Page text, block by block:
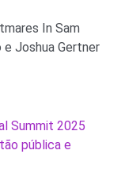
In Sam
e Joshua Gertner
Summit 2025⁠
pública e